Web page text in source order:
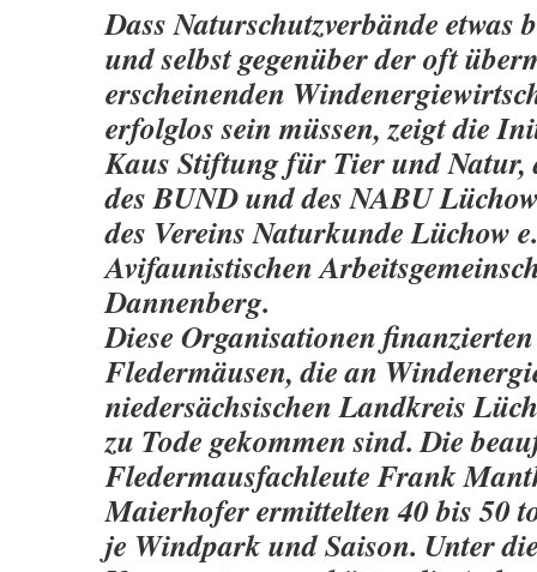
Dass Naturschutzverbände etwas
und selbst gegenüber der oft
erscheinenden
erfolglos sein müssen, zeigt die
Kaus Stiftung für Tier und Natur,
des BUND und des NABU
des Vereins Naturkunde Lüchow
Avifaunistischen
Dannenberg.
Diese Organisationen
Fledermäusen, die an
niedersächsischen Landkreis
zu Tode gekommen sind. Die
Fledermausfachleute Frank
Maierhofer ermittelten 40 bis 50
je Windpark und Saison. Unter